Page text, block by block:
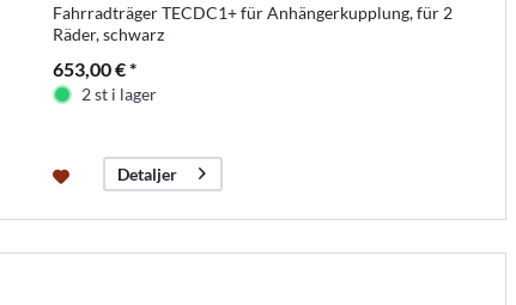
Fahrradträger TECDC1+ für Anhängerkupplung, für 2
Räder, schwarz
653,00 € *
2 st i lager
Detaljer